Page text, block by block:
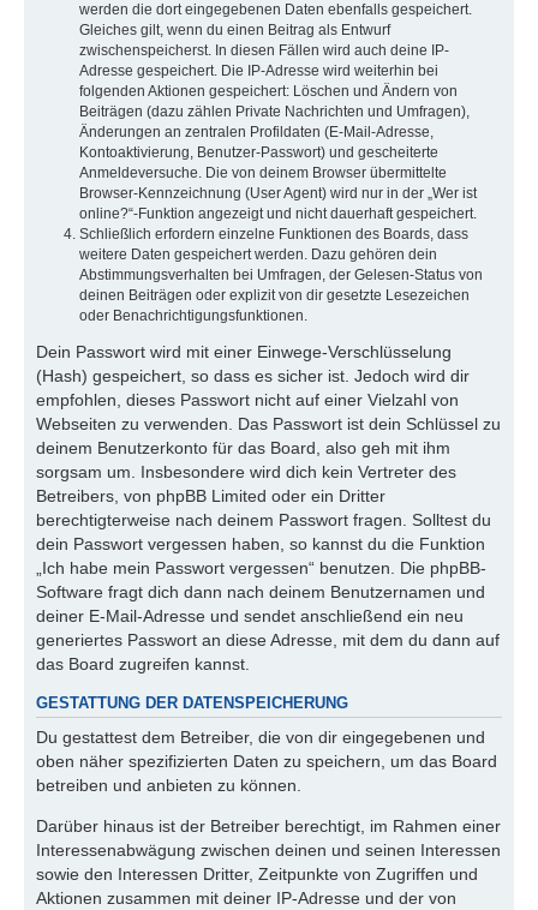
werden die dort eingegebenen Daten ebenfalls gespeichert.
Gleiches gilt, wenn du einen Beitrag als Entwurf
zwischenspeicherst. In diesen Fällen wird auch deine IP-
Adresse gespeichert. Die IP-Adresse wird weiterhin bei
folgenden Aktionen gespeichert: Löschen und Ändern von
Beiträgen (dazu zählen Private Nachrichten und Umfragen),
Änderungen an zentralen Profildaten (E-Mail-Adresse,
Kontoaktivierung, Benutzer-Passwort) und gescheiterte
Anmeldeversuche. Die von deinem Browser übermittelte
Browser-Kennzeichnung (User Agent) wird nur in der „Wer ist
online?“-Funktion angezeigt und nicht dauerhaft gespeichert.
Schließlich erfordern einzelne Funktionen des Boards, dass
weitere Daten gespeichert werden. Dazu gehören dein
Abstimmungsverhalten bei Umfragen, der Gelesen-Status von
deinen Beiträgen oder explizit von dir gesetzte Lesezeichen
oder Benachrichtigungsfunktionen.
Dein Passwort wird mit einer Einwege-Verschlüsselung
(Hash) gespeichert, so dass es sicher ist. Jedoch wird dir
empfohlen, dieses Passwort nicht auf einer Vielzahl von
Webseiten zu verwenden. Das Passwort ist dein Schlüssel zu
deinem Benutzerkonto für das Board, also geh mit ihm
sorgsam um. Insbesondere wird dich kein Vertreter des
Betreibers, von phpBB Limited oder ein Dritter
berechtigterweise nach deinem Passwort fragen. Solltest du
dein Passwort vergessen haben, so kannst du die Funktion
„Ich habe mein Passwort vergessen“ benutzen. Die phpBB-
Software fragt dich dann nach deinem Benutzernamen und
deiner E-Mail-Adresse und sendet anschließend ein neu
generiertes Passwort an diese Adresse, mit dem du dann auf
das Board zugreifen kannst.
GESTATTUNG DER DATENSPEICHERUNG
Du gestattest dem Betreiber, die von dir eingegebenen und
oben näher spezifizierten Daten zu speichern, um das Board
betreiben und anbieten zu können.
Darüber hinaus ist der Betreiber berechtigt, im Rahmen einer
Interessenabwägung zwischen deinen und seinen Interessen
sowie den Interessen Dritter, Zeitpunkte von Zugriffen und
Aktionen zusammen mit deiner IP-Adresse und der von